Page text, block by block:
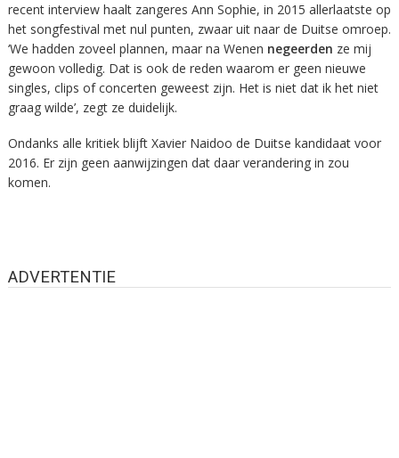
recent interview haalt zangeres Ann Sophie, in 2015 allerlaatste op
het songfestival met nul punten, zwaar uit naar de Duitse omroep.
‘We hadden zoveel plannen, maar na Wenen negeerden ze mij
gewoon volledig. Dat is ook de reden waarom er geen nieuwe
singles, clips of concerten geweest zijn. Het is niet dat ik het niet
graag wilde’, zegt ze duidelijk.
Ondanks alle kritiek blijft Xavier Naidoo de Duitse kandidaat voor
2016. Er zijn geen aanwijzingen dat daar verandering in zou
komen.
ADVERTENTIE